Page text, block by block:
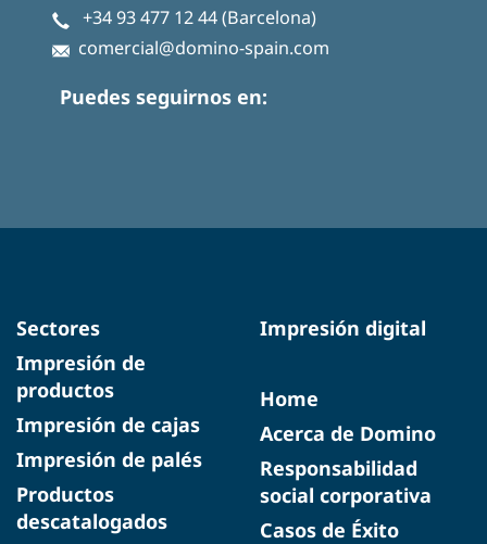
+34 93 477 12 44(Barcelona)
comercial@domino-spain.com
Puedes seguirnos en:
Sectores
Impresión de
productos
Impresión de cajas
Impresión de palés
Productos
descatalogados
Impresión digital
Home
Acerca de Domino
Responsabilidad
social corporativa
Casos de Éxito